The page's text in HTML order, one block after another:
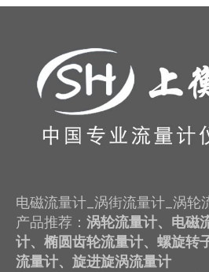
电磁流量计_涡街流量计_涡轮
产品推荐： 涡轮流量计、电磁
计、椭圆齿轮流量计、螺旋转
流量计、旋进旋涡流量计